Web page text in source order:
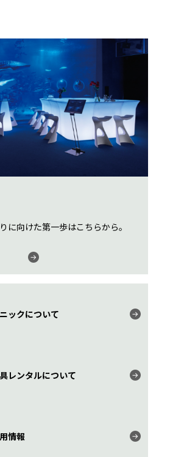
に向けた第一歩はこちらから。
ックについて
レンタルについて
情報